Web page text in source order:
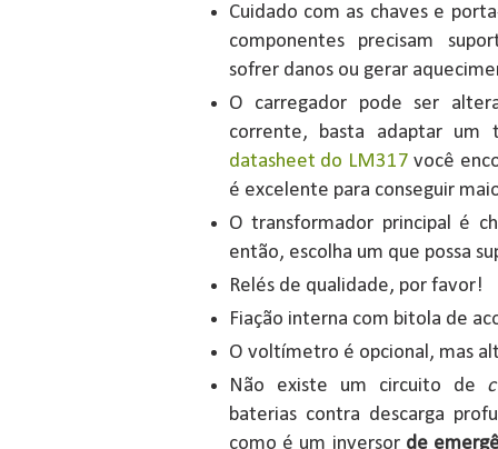
Cuidado com as chaves e
componentes precisam
sofrer danos ou gerar
O carregador pode ser
corrente, basta adaptar um
datasheet do LM317 você
é excelente para conseguir
O transformador principal é
então, escolha um que possa
Relés de qualidade, por favor!
Fiação interna com bitola de
O voltímetro é opcional, mas
Não existe um circuito de
baterias contra descarga
como é um inversor de